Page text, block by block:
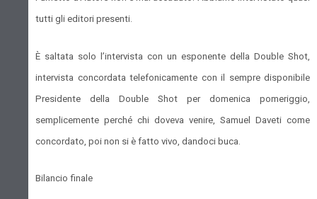
tutti gli editori presenti.
È saltata solo l’intervista con un esponente della Double Shot,
intervista concordata telefonicamente con il sempre disponibile
Presidente della Double Shot per domenica pomeriggio,
semplicemente perché chi doveva venire, Samuel Daveti come
concordato, poi non si è fatto vivo, dandoci buca.
Bilancio finale